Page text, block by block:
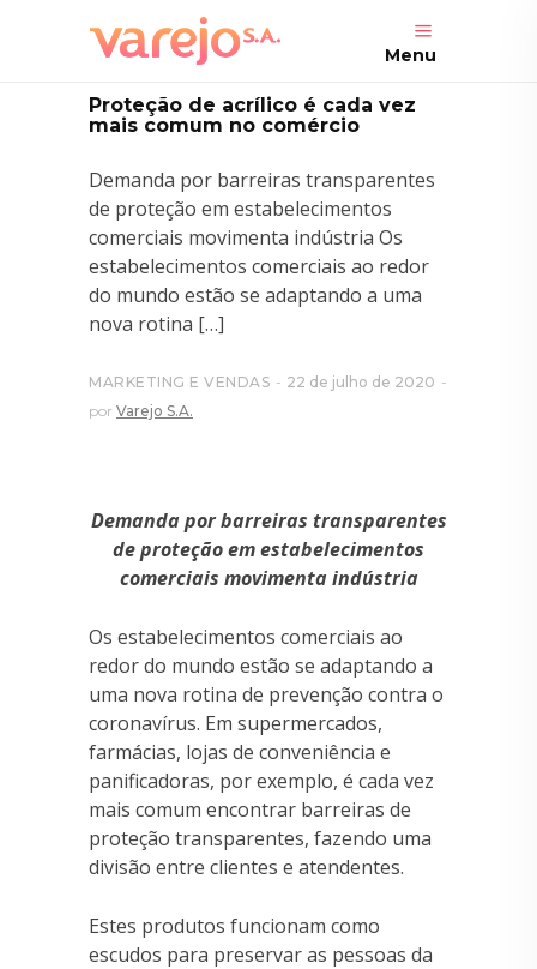
Menu
Proteção de acrílico é cada vez
mais comum no comércio
Demanda por barreiras transparentes
de proteção em estabelecimentos
comerciais movimenta indústria Os
estabelecimentos comerciais ao redor
do mundo estão se adaptando a uma
nova rotina […]
MARKETING E VENDAS
22 de julho de 2020
por Varejo S.A.
Demanda por barreiras transparentes
de proteção em estabelecimentos
comerciais movimenta indústria
Os estabelecimentos comerciais ao
redor do mundo estão se adaptando a
uma nova rotina de prevenção contra o
coronavírus. Em supermercados,
farmácias, lojas de conveniência e
panificadoras, por exemplo, é cada vez
mais comum encontrar barreiras de
proteção transparentes, fazendo uma
divisão entre clientes e atendentes.
Estes produtos funcionam como
escudos para preservar as pessoas da